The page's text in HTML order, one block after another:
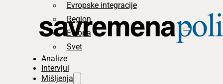
Evropske integracije
Region
Evropa
Svet
Analize
Intervjui
Mišljenja